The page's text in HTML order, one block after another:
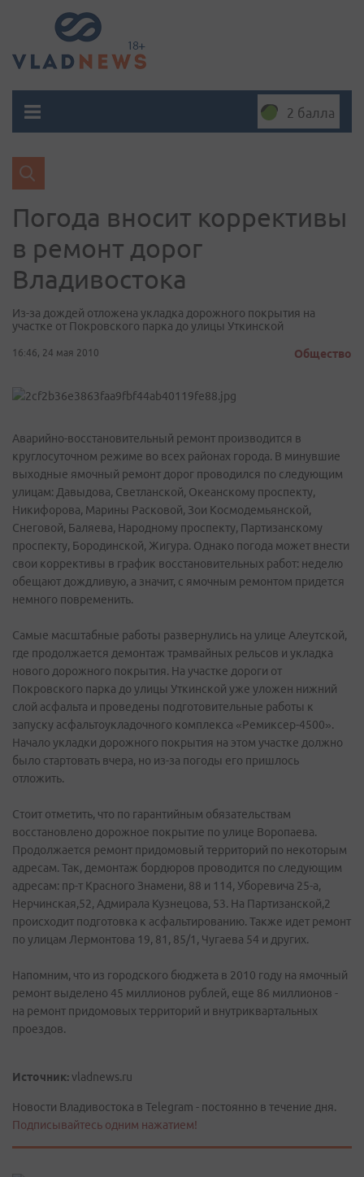
2 балла
Погода вносит коррективы
в ремонт дорог
Владивостока
Из-за дождей отложена укладка дорожного покрытия на
участке от Покровского парка до улицы Уткинской
16:46, 24 мая 2010 Общество
Аварийно-восстановительный ремонт производится в
круглосуточном режиме во всех районах города. В минувшие
выходные ямочный ремонт дорог проводился по следующим
улицам: Давыдова, Светланской, Океанскому проспекту,
Никифорова, Марины Расковой, Зои Космодемьянской,
Снеговой, Баляева, Народному проспекту, Партизанскому
проспекту, Бородинской, Жигура. Однако погода может внести
свои коррективы в график восстановительных работ: неделю
обещают дождливую, а значит, с ямочным ремонтом придется
немного повременить.
Самые масштабные работы развернулись на улице Алеутской,
где продолжается демонтаж трамвайных рельсов и укладка
нового дорожного покрытия. На участке дороги от
Покровского парка до улицы Уткинской уже уложен нижний
слой асфальта и проведены подготовительные работы к
запуску асфальтоукладочного комплекса «Ремиксер-4500».
Начало укладки дорожного покрытия на этом участке должно
было стартовать вчера, но из-за погоды его пришлось
отложить.
Стоит отметить, что по гарантийным обязательствам
восстановлено дорожное покрытие по улице Воропаева.
Продолжается ремонт придомовый территорий по некоторым
адресам. Так, демонтаж бордюров проводится по следующим
адресам: пр-т Красного Знамени, 88 и 114, Уборевича 25-а,
Нерчинская,52, Адмирала Кузнецова, 53. На Партизанской,2
происходит подготовка к асфальтированию. Также идет ремонт
по улицам Лермонтова 19, 81, 85/1, Чугаева 54 и других.
Напомним, что из городского бюджета в 2010 году на ямочный
ремонт выделено 45 миллионов рублей, еще 86 миллионов -
на ремонт придомовых территорий и внутриквартальных
проездов.
Источник:vladnews.ru
Новости Владивостока в Telegram - постоянно в течение дня.
Подписывайтесь одним нажатием!